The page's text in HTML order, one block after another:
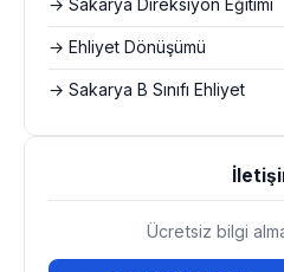
→ Sakarya Direksiyon Eğitimi
→ Ehliyet Dönüşümü
→ Sakarya B Sınıfı Ehliyet
Ücretsiz bilgi